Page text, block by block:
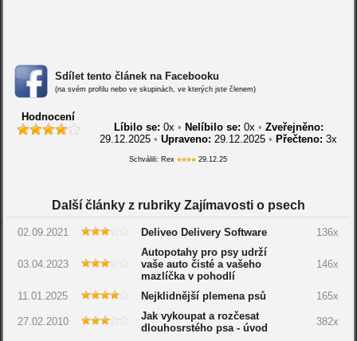
Sdílet tento článek na Facebooku
(na svém profilu nebo ve skupinách, ve kterých jste členem)
Hodnocení
Líbilo se: 0x • Nelíbilo se: 0x • Zveřejněno:
29.12.2025• Upraveno: 29.12.2025• Přečteno: 3x
Schválili: Rex 29.12.25
Další články z rubriky Zajímavosti o psech
02.09.2021 Deliveo Delivery Software 136x
03.04.2023
Autopotahy pro psy udrží
vaše auto čisté a vašeho
mazlíčka v pohodlí
146x
11.01.2025 Nejklidnější plemena psů 165x
27.02.2010
Jak vykoupat a rozčesat
dlouhosrstého psa - úvod
382x